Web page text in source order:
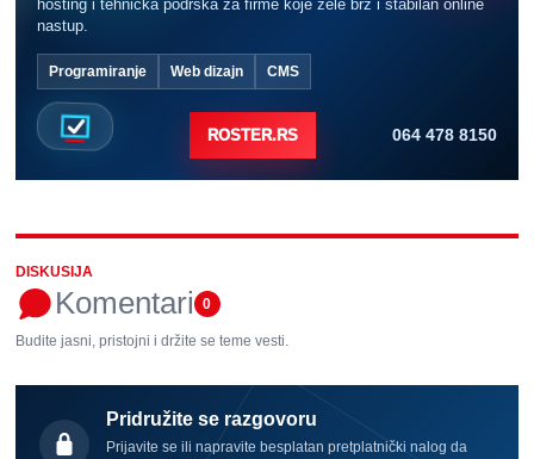
hosting i tehnička podrška za firme koje žele brz i stabilan online
nastup.
Programiranje Web dizajn CMS
ROSTER.RS 064 478 8150
DISKUSIJA
Komentari 0
Budite jasni, pristojni i držite se teme vesti.
Pridružite se razgovoru
Prijavite se ili napravite besplatan pretplatnički nalog da